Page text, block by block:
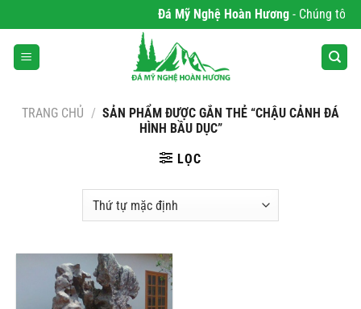
qua
nội
dung
Đá Mỹ Nghệ Hoàn Hương- Chúng tôi
TRANG CHỦ / SẢN PHẨM ĐƯỢC GẮN THẺ “CHẬU CẢNH ĐÁ
HÌNH BẦU DỤC”
LỌC